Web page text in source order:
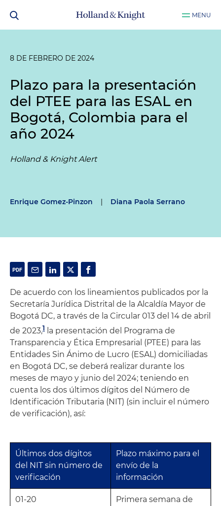
MENU
8 DE FEBRERO DE 2024
Plazo para la presentación
del PTEE para las ESAL en
Bogotá, Colombia para el
año 2024
Holland & Knight Alert
Enrique Gomez-Pinzon | Diana Paola Serrano
De acuerdo con los lineamientos publicados por la
Secretaría Jurídica Distrital de la Alcaldía Mayor de
Bogotá DC, a través de la Circular 013 del 14 de abril
de 2023,1
la presentación del Programa de
Transparencia y Ética Empresarial (PTEE) para las
Entidades Sin Ánimo de Lucro (ESAL) domiciliadas
en Bogotá DC, se deberá realizar durante los
meses de mayo y junio del 2024; teniendo en
cuenta los dos últimos dígitos del Número de
Identificación Tributaria (NIT) (sin incluir el número
de verificación), así:
Últimos dos dígitos
del NIT sin número de
verificación
Plazo máximo para el
envío de la
información
01-20
Primera semana de